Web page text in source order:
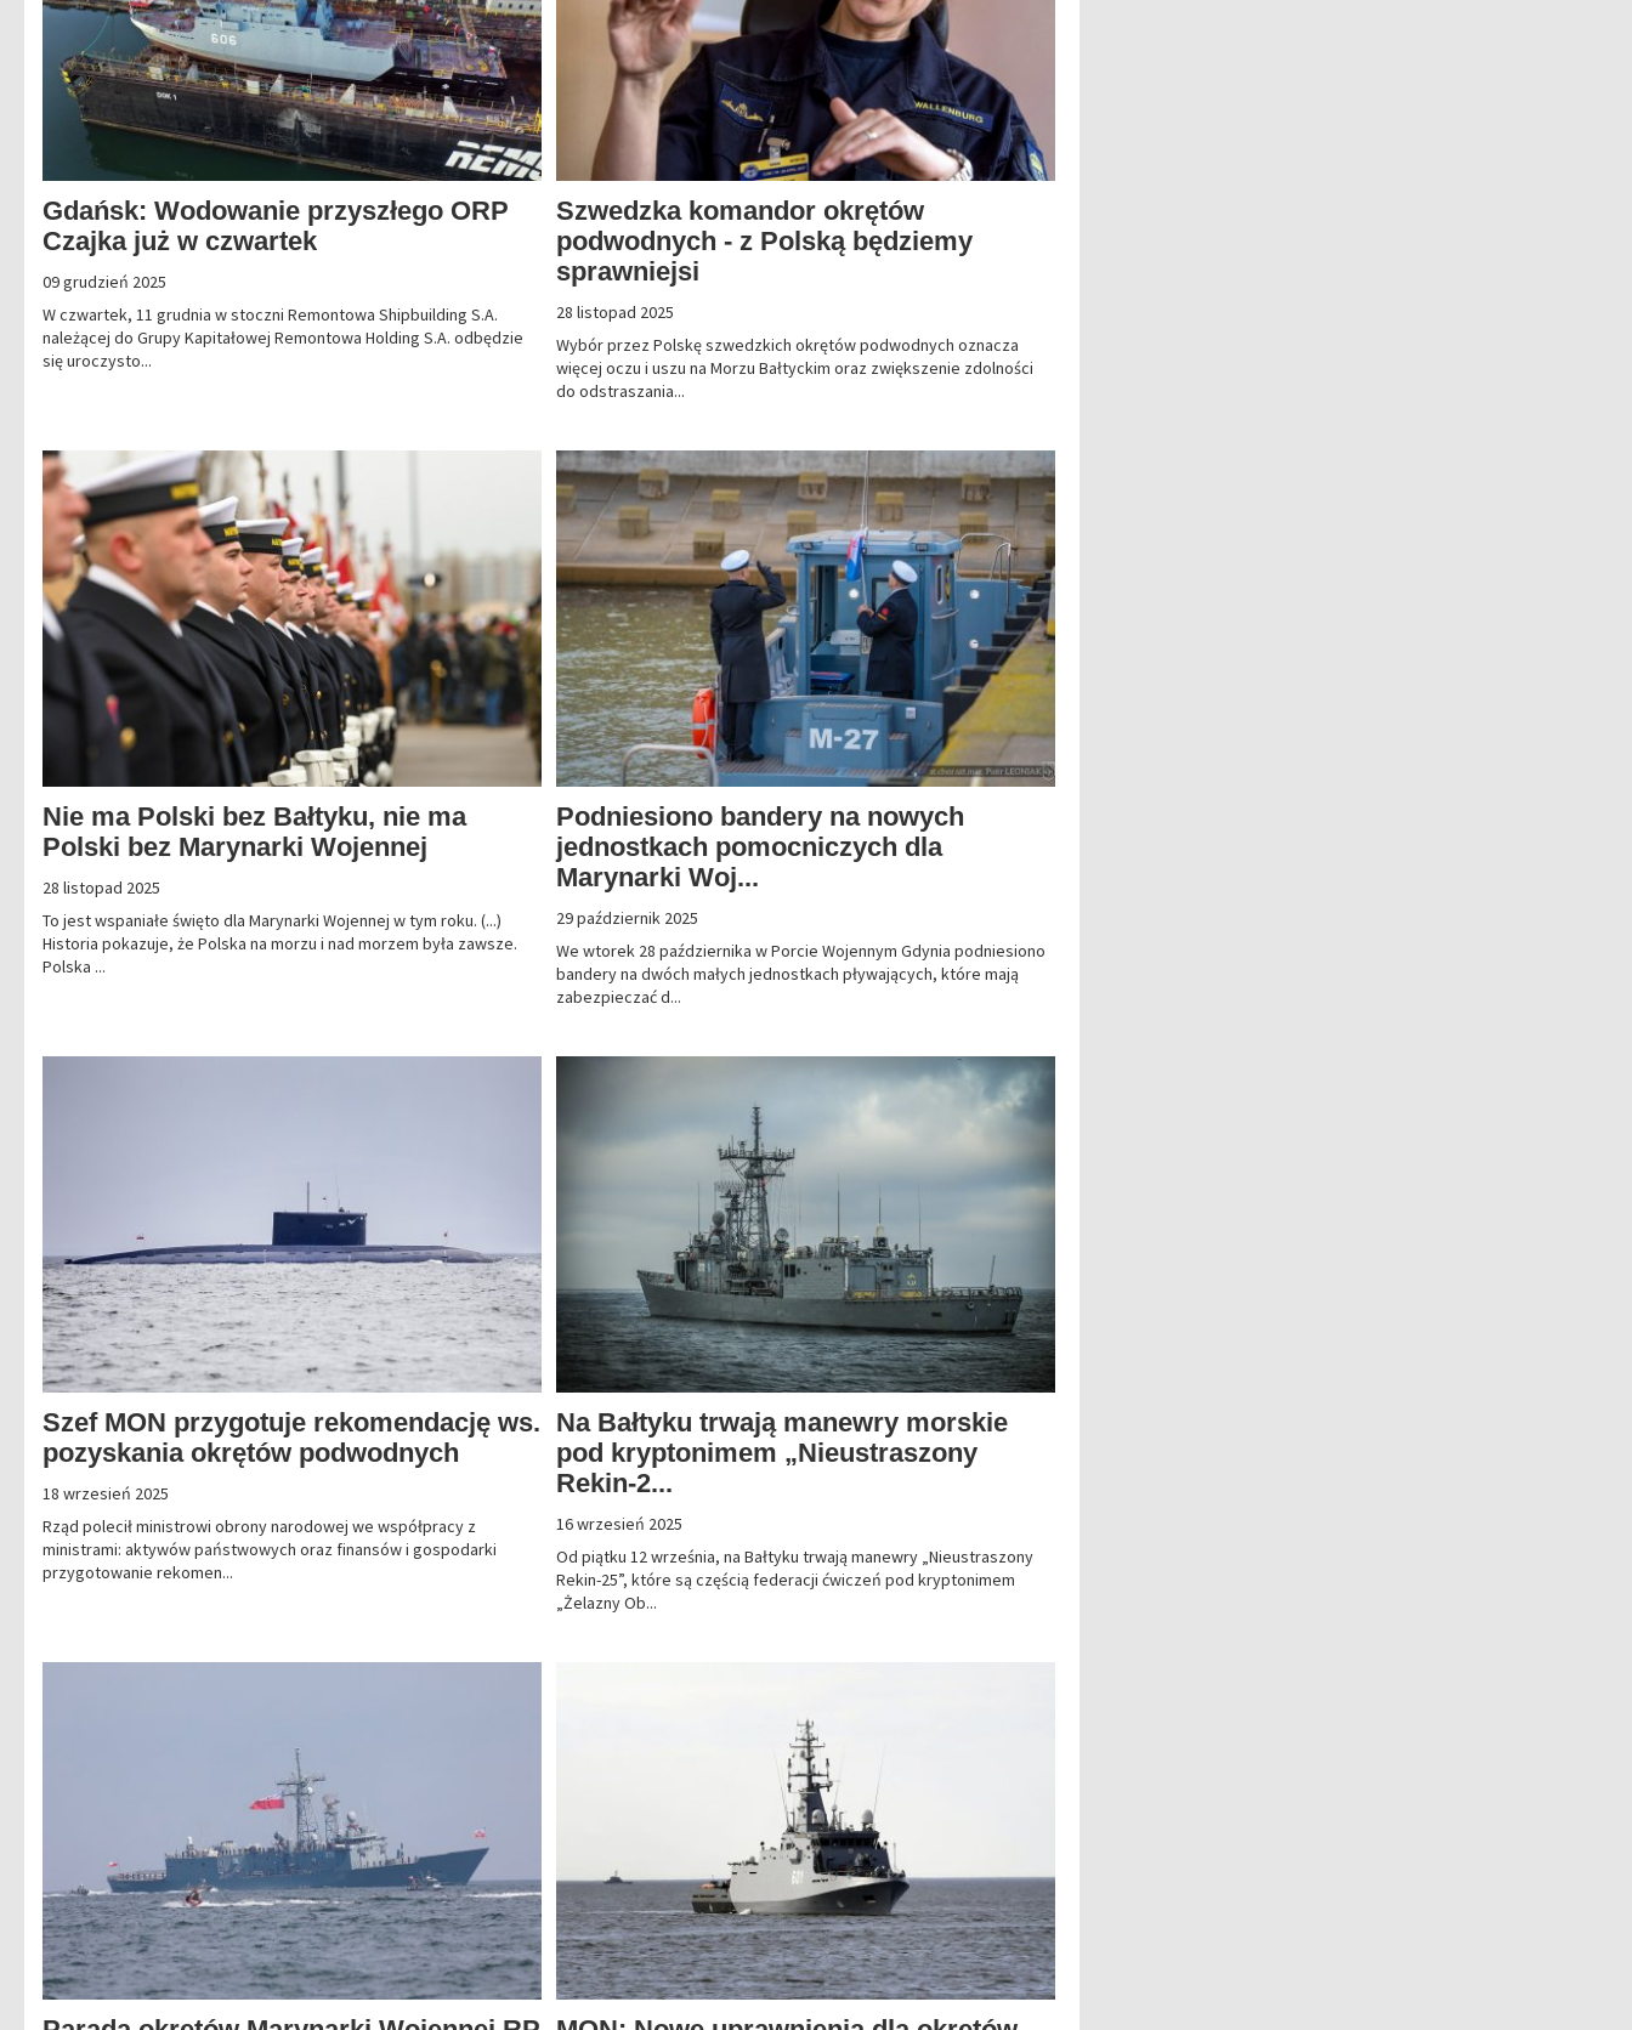
Gdańsk: Wodowanie przyszłego ORP
Czajka już w czwartek
09 grudzień 2025
W czwartek, 11 grudnia w stoczni Remontowa Shipbuilding S.A.
należącej do Grupy Kapitałowej Remontowa Holding S.A. odbędzie
się uroczysto...
Szwedzka komandor okrętów
podwodnych - z Polską będziemy
sprawniejsi
28 listopad 2025
Wybór przez Polskę szwedzkich okrętów podwodnych oznacza
więcej oczu i uszu na Morzu Bałtyckim oraz zwiększenie zdolności
do odstraszania...
Nie ma Polski bez Bałtyku, nie ma
Polski bez Marynarki Wojennej
28 listopad 2025
To jest wspaniałe święto dla Marynarki Wojennej w tym roku. (...)
Historia pokazuje, że Polska na morzu i nad morzem była zawsze.
Polska ...
Podniesiono bandery na nowych
jednostkach pomocniczych dla
Marynarki Woj...
29 październik 2025
We wtorek 28 października w Porcie Wojennym Gdynia podniesiono
bandery na dwóch małych jednostkach pływających, które mają
zabezpieczać d...
Szef MON przygotuje rekomendację ws.
pozyskania okrętów podwodnych
18 wrzesień 2025
Rząd polecił ministrowi obrony narodowej we współpracy z
ministrami: aktywów państwowych oraz finansów i gospodarki
przygotowanie rekomen...
Na Bałtyku trwają manewry morskie
pod kryptonimem „Nieustraszony
Rekin-2...
16 wrzesień 2025
Od piątku 12 września, na Bałtyku trwają manewry „Nieustraszony
Rekin-25”, które są częścią federacji ćwiczeń pod kryptonimem
„Żelazny Ob...